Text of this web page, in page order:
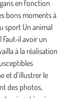
en fonction
bons moments à
sport Un animal
Faut-il avoir un
à la réalisation
et d’illustrer le
des photos,